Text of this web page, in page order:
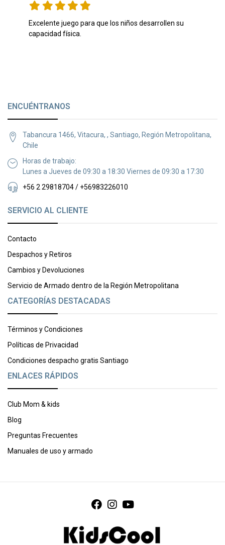
Excelente juego para que los niños desarrollen su
ENCUÉNTRANOS
Tabancura 1466, Vitacura, , Santiago, Región Metropolitana,
Chile
Horas de trabajo:
Lunes a Jueves de 09:30 a 18:30 Viernes de 09:30 a 17:30
+56 2 29818704 / +56983226010
SERVICIO AL CLIENTE
Contacto
Despachos y Retiros
Cambios y Devoluciones
Servicio de Armado dentro de la Región Metropolitana
CATEGORÍAS DESTACADAS
Términos y Condiciones
Políticas de Privacidad
Condiciones despacho gratis Santiago
ENLACES RÁPIDOS
Club Mom & kids
Blog
Preguntas Frecuentes
Manuales de uso y armado